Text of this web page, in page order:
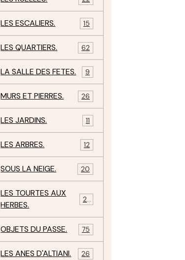
LES ESCALIERS. 15
LES QUARTIERS. 62
LA SALLE DES FETES. 9
MURS ET PIERRES. 26
LES JARDINS. 11
LES ARBRES. 12
SOUS LA NEIGE. 20
LES TOURTES AUX
HERBES.
29
OBJETS DU PASSE. 75
LES ANES D'ALTIANI. 26